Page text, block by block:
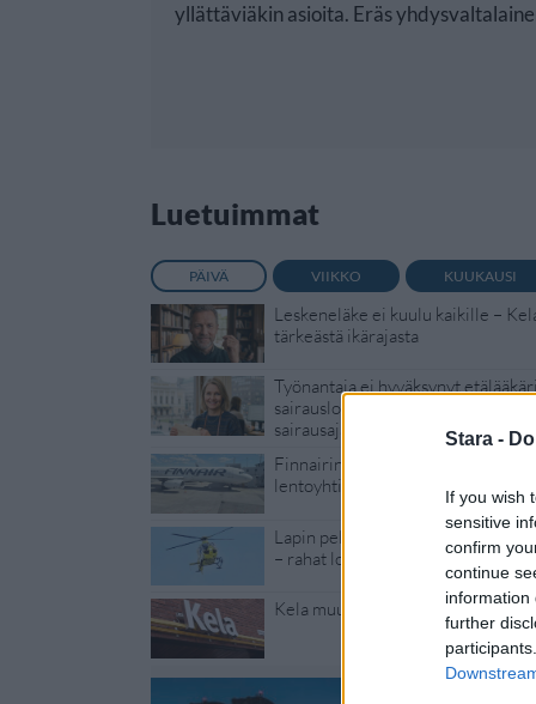
Stara -
If you wish
sensitive
confirm
continue
information
further
yllättäviäkin asioita. Eräs
Luetuimmat
PÄIVÄ VIIKKO KUUKAUSI
Leskeneläke ei kuulu kaikille –
tärkeästä ikärajasta
Työnantaja ei hyväksynyt
sairauslomatodistuksia – neljälle ei
sairausajan palkkaa
Finnairin lennoista osan lentää
lentoyhtiö – matkustajille tärkeä
Lapin pelastushelikopteri Aslakin
– rahat loppuivat
Kela muuttaa terapiakäytäntöä